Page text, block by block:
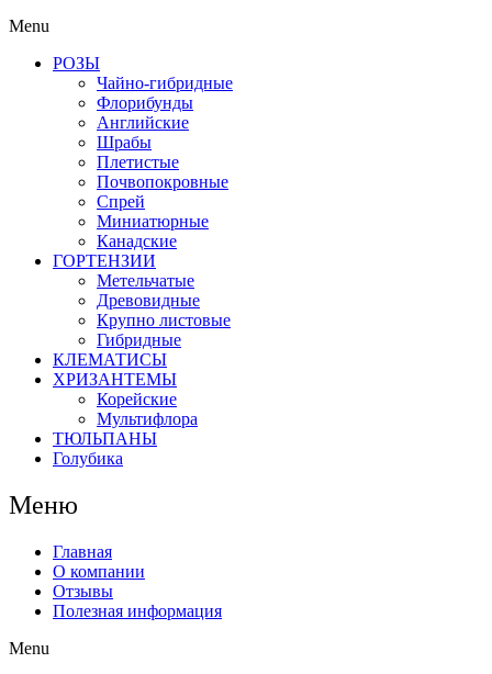
Menu
РОЗЫ
Чайно-гибридные
Флорибунды
Английские
Шрабы
Плетистые
Почвопокровные
Спрей
Миниатюрные
Канадские
ГОРТЕНЗИИ
Метельчатые
Древовидные
Крупно листовые
Гибридные
КЛЕМАТИСЫ
ХРИЗАНТЕМЫ
Корейские
Мультифлора
ТЮЛЬПАНЫ
Голубика
Меню
Главная
О компании
Отзывы
Полезная информация
Menu